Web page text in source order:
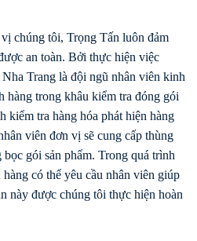
chúng tôi, Trọng Tấn luôn đảm
an toàn. Bởi thực hiện việc
Trang là đội ngũ nhân viên kinh
hàng trong khâu kiểm tra đóng gói
kiểm tra hàng hóa phát hiện hàng
viên đơn vị sẽ cung cấp thùng
gói sản phẩm. Trong quá trình
có thể yêu cầu nhân viên giúp
này được chúng tôi thực hiện hoàn